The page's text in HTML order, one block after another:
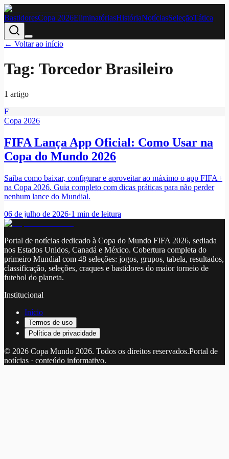
BastidoresCopa 2026EliminatóriasHistóriaNotíciasSeleçãoTática
← Voltar ao início
Tag: Torcedor Brasileiro
1 artigo
F
Copa 2026
FIFA Lança App Oficial: Como Usar na
Copa do Mundo 2026
Saiba como baixar, configurar e aproveitar ao máximo o app FIFA+
na Copa 2026. Guia completo com dicas práticas para não perder
nenhum lance do Mundial.
06 de julho de 2026·1 min de leitura
Portal de notícias dedicado à Copa do Mundo FIFA 2026, sediada
nos Estados Unidos, Canadá e México. Cobertura completa do
primeiro Mundial com 48 seleções: jogos, grupos, tabela, resultados,
classificação, seleções, craques e bastidores do maior torneio de
futebol do planeta.
Institucional
Início
Termos de uso
Política de privacidade
© 2026 Copa Mundo 2026. Todos os direitos reservados.Portal de
notícias · conteúdo informativo.